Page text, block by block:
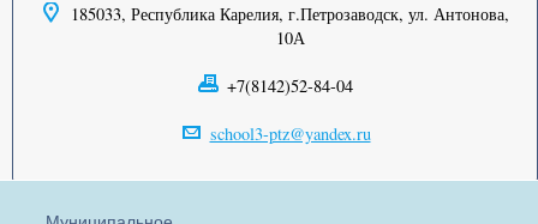
185033, Республика Карелия, г.Петрозаводск, ул. Антонова,
10А
+7(8142)52-84-04
school3-ptz@yandex.ru